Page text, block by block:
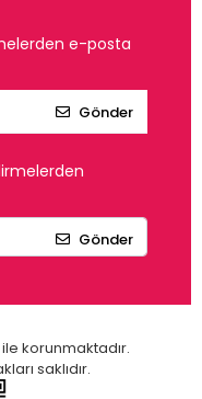
e-posta
Gönder
Gönder
ile korunmaktadır.
saklıdır.